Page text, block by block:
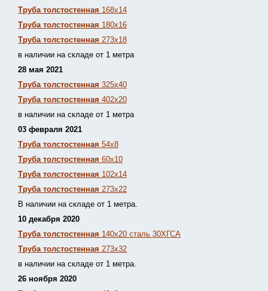
Труба толстостенная 168х14
Труба толстостенная 180х16
Труба толстостенная 273х18
в наличии на складе от 1 метра
28 мая 2021
Труба толстостенная 325х40
Труба толстостенная 402х20
в наличии на складе от 1 метра
03 февраля 2021
Труба толстостенная 54х8
Труба толстостенная 60х10
Труба толстостенная 102х14
Труба толстостенная 273х22
В наличии на складе от 1 метра.
10 декабря 2020
Труба толстостенная 140х20 сталь 30ХГСА
Труба толстостенная 273х32
в наличии на складе от 1 метра.
26 ноября 2020